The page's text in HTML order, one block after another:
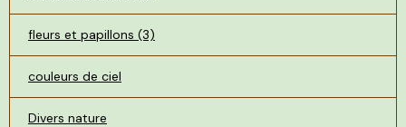
fleurs et papillons (3)
couleurs de ciel
Divers nature